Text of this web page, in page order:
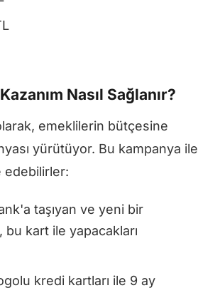
Nasıl Sağlanır?
emeklilerin bütçesine
yürütüyor. Bu kampanya ile
edebilirler:
taşıyan ve yeni bir
bu kart ile yapacakları
kredi kartları ile 9 ay